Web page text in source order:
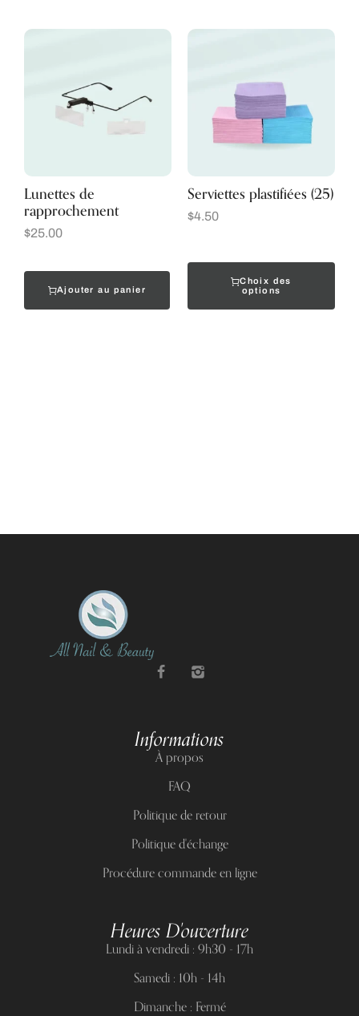
Lunettes de
rapprochement
$25.00
Ajouter au panier
Serviettes plastifiées (25)
$4.50
Choix des
options
Informations
À propos
FAQ
Politique de retour
Politique d'échange
Procédure commande en ligne
Heures D'ouverture
Lundi à vendredi : 9h30 - 17h
Samedi : 10h - 14h
Dimanche : Fermé